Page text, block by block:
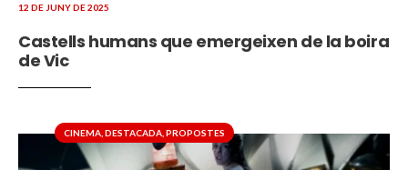
12 DE JUNY DE 2025
Castells humans que emergeixen de la boira
de Vic
CINEMA DESTACADA PROPOSTES